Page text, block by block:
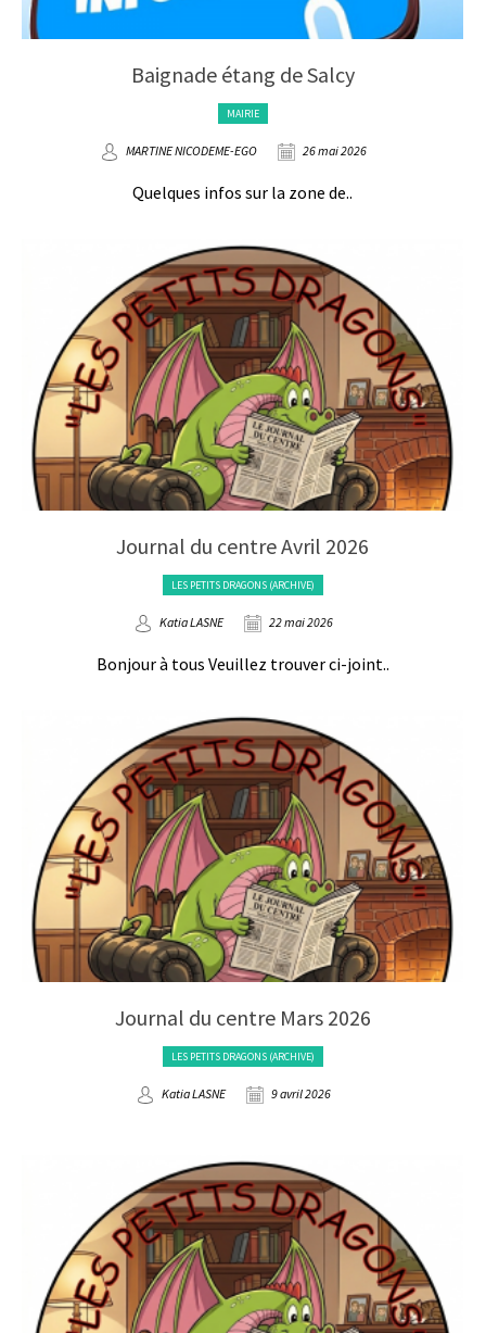
Baignade étang de Salcy
MAIRIE
MARTINE NICODEME-EGO 26 mai 2026
Quelques infos sur la zone de..
Journal du centre Avril 2026
LES PETITS DRAGONS (ARCHIVE)
Katia LASNE 22 mai 2026
Bonjour à tous Veuillez trouver ci-joint..
Journal du centre Mars 2026
LES PETITS DRAGONS (ARCHIVE)
Katia LASNE 9 avril 2026